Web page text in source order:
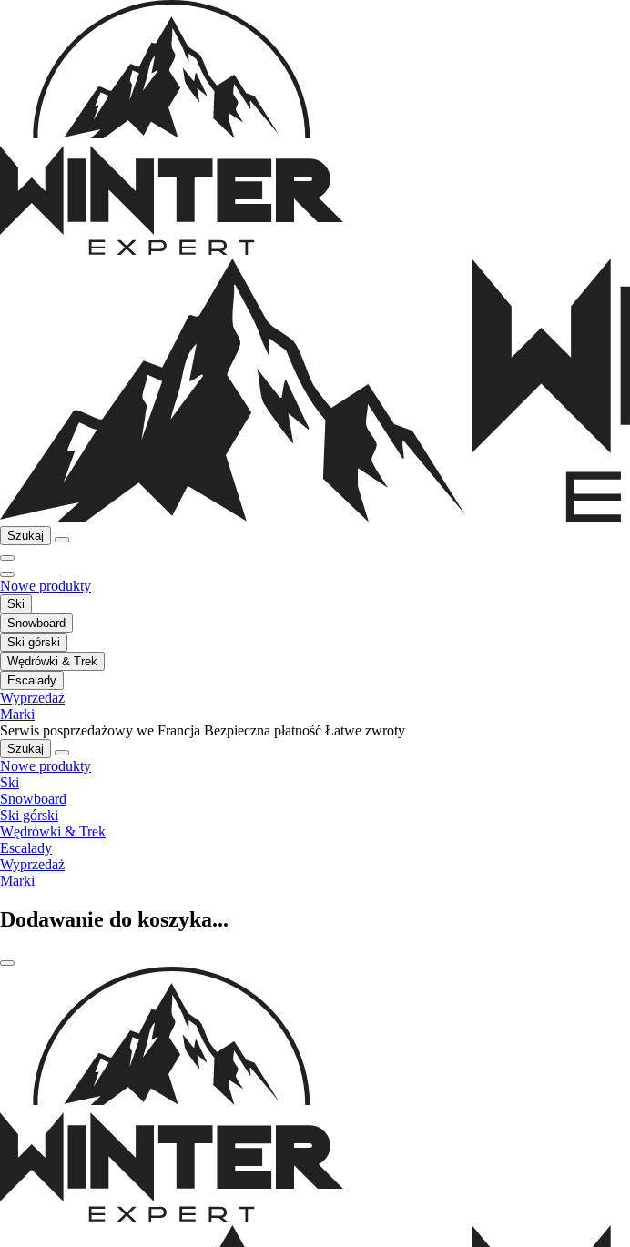
Szukaj
Nowe produkty
Ski
Snowboard
Ski górski
Wędrówki & Trek
Escalady
Wyprzedaż
Marki
Serwis posprzedażowy we Francja Bezpieczna płatność Łatwe zwroty
Szukaj
Nowe produkty
Ski
Snowboard
Ski górski
Wędrówki & Trek
Escalady
Wyprzedaż
Marki
Dodawanie do koszyka...